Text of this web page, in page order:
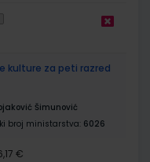
kulture za peti razred
Šimunović
broj ministarstva: 6026
€